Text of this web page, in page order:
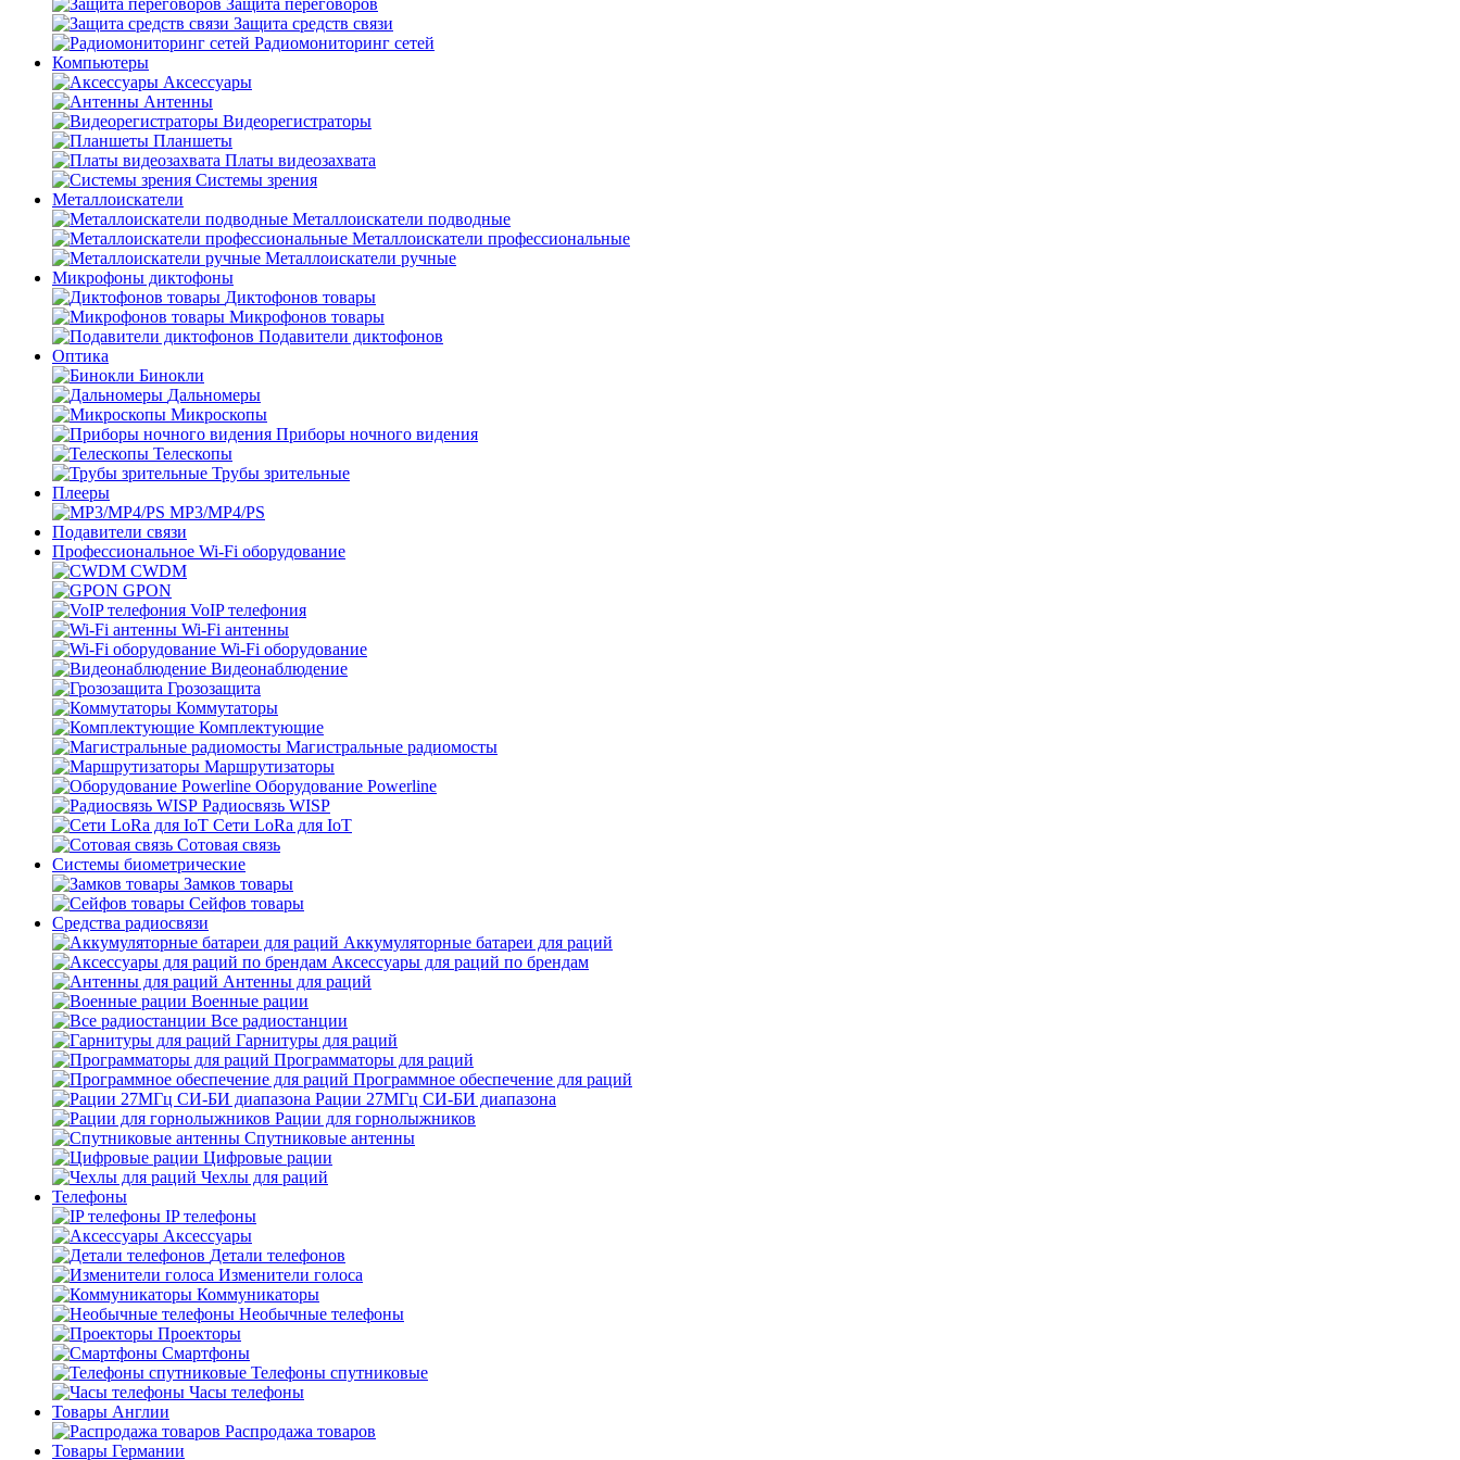
Защита переговоров
Защита средств связи
Радиомониторинг сетей
Компьютеры
Аксессуары
Антенны
Видеорегистраторы
Планшеты
Платы видеозахвата
Системы зрения
Металлоискатели
Металлоискатели подводные
Металлоискатели профессиональные
Металлоискатели ручные
Микрофоны диктофоны
Диктофонов товары
Микрофонов товары
Подавители диктофонов
Оптика
Бинокли
Дальномеры
Микроскопы
Приборы ночного видения
Телескопы
Трубы зрительные
Плееры
MP3/MP4/PS
Подавители связи
Профессиональное Wi-Fi оборудование
CWDM
GPON
VoIP телефония
Wi-Fi антенны
Wi-Fi оборудование
Видеонаблюдение
Грозозащита
Коммутаторы
Комплектующие
Магистральные радиомосты
Маршрутизаторы
Оборудование Powerline
Радиосвязь WISP
Сети LoRa для IoT
Сотовая связь
Системы биометрические
Замков товары
Сейфов товары
Средства радиосвязи
Аккумуляторные батареи для раций
Аксессуары для раций по брендам
Антенны для раций
Военные рации
Все радиостанции
Гарнитуры для раций
Программаторы для раций
Программное обеспечение для раций
Рации 27МГц СИ-БИ диапазона
Рации для горнолыжников
Спутниковые антенны
Цифровые рации
Чехлы для раций
Телефоны
IP телефоны
Аксессуары
Детали телефонов
Изменители голоса
Коммуникаторы
Необычные телефоны
Проекторы
Смартфоны
Телефоны спутниковые
Часы телефоны
Товары Англии
Распродажа товаров
Товары Германии